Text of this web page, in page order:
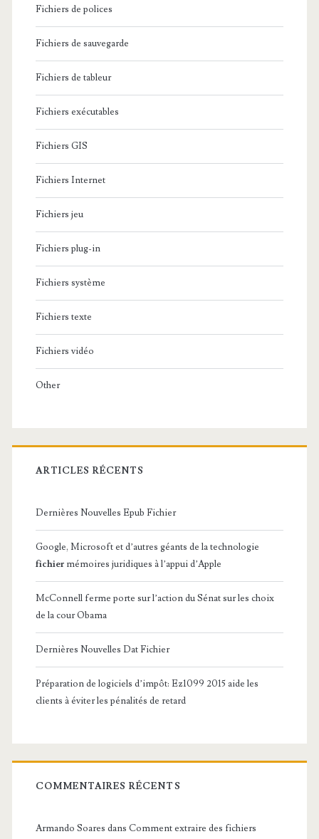
Fichiers de polices
Fichiers de sauvegarde
Fichiers de tableur
Fichiers exécutables
Fichiers GIS
Fichiers Internet
Fichiers jeu
Fichiers plug-in
Fichiers système
Fichiers texte
Fichiers vidéo
Other
ARTICLES RÉCENTS
Dernières Nouvelles Epub Fichier
Google, Microsoft et d’autres géants de la technologie
fichier mémoires juridiques à l’appui d’Apple
McConnell ferme porte sur l’action du Sénat sur les choix
de la cour Obama
Dernières Nouvelles Dat Fichier
Préparation de logiciels d’impôt: Ez1099 2015 aide les
clients à éviter les pénalités de retard
COMMENTAIRES RÉCENTS
Armando Soares dans Comment extraire des fichiers